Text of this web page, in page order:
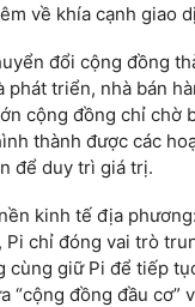
về khía cạnh giao
đổi cộng đồng
phát triển, nhà bán
cộng đồng chỉ chờ
thành được các
để duy trì giá trị.
kinh tế địa
chỉ đóng vai trò
cùng giữ Pi để tiếp
đồng đầu cơ”